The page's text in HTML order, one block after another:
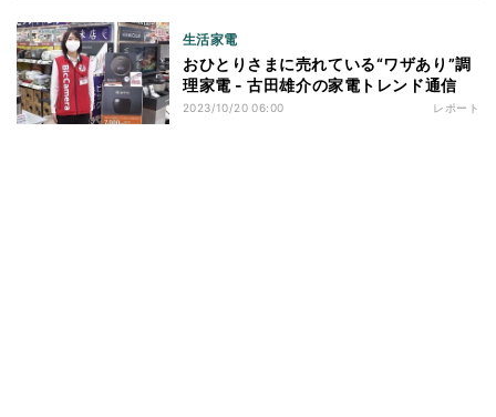
生活家電
おひとりさまに売れている“ワザあり”調
理家電 - 古田雄介の家電トレンド通信
2023/10/20 06:00 レポート